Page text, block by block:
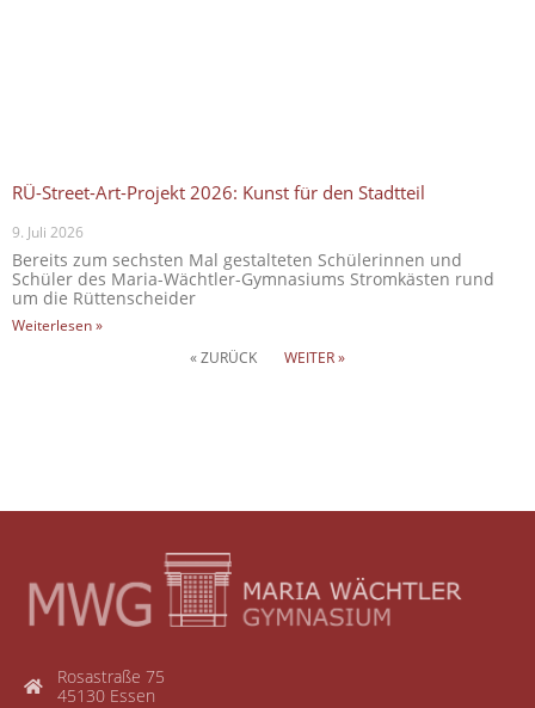
RÜ-Street-Art-Projekt 2026: Kunst für den Stadtteil
9. Juli 2026
Bereits zum sechsten Mal gestalteten Schülerinnen und
Schüler des Maria-Wächtler-Gymnasiums Stromkästen rund
um die Rüttenscheider
Weiterlesen »
« ZURÜCK
WEITER »
Rosastraße 75
45130 Essen